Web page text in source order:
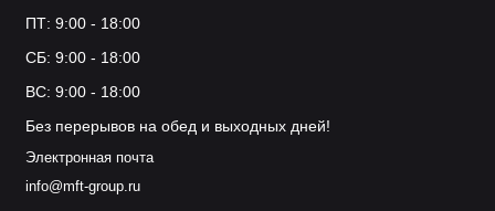
ПТ: 9:00 - 18:00
СБ: 9:00 - 18:00
ВС: 9:00 - 18:00
Без перерывов на обед и выходных дней!
Электронная почта
info@mft-group.ru